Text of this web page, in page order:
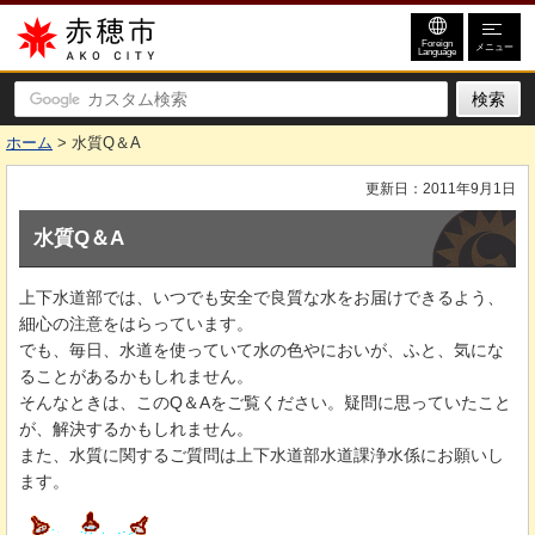
赤穂市
Foreign
Language メニュー
ホーム > 水質Q＆A
更新日：2011年9月1日
水質Q＆A
上下水道部では、いつでも安全で良質な水をお届けできるよう、
細心の注意をはらっています。
でも、毎日、水道を使っていて水の色やにおいが、ふと、気にな
ることがあるかもしれません。
そんなときは、このQ＆Aをご覧ください。疑問に思っていたこと
が、解決するかもしれません。
また、水質に関するご質問は上下水道部水道課浄水係にお願いし
ます。